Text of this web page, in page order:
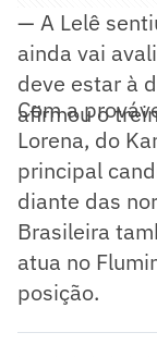
— A Lelê
ainda vai
deve estar à
afirmou o
Com a
Lorena, do
principal
diante das
Brasileira
atua no
posição.